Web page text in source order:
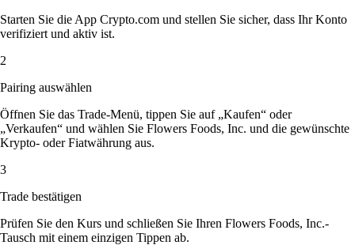
Starten Sie die App Crypto.com und stellen Sie sicher, dass Ihr Konto
verifiziert und aktiv ist.
2
Pairing auswählen
Öffnen Sie das Trade-Menü, tippen Sie auf „Kaufen“ oder
„Verkaufen“ und wählen Sie Flowers Foods, Inc. und die gewünschte
Krypto- oder Fiatwährung aus.
3
Trade bestätigen
Prüfen Sie den Kurs und schließen Sie Ihren Flowers Foods, Inc.-
Tausch mit einem einzigen Tippen ab.